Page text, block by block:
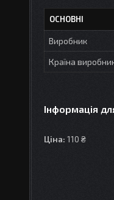
ОСНОВНІ
Виробник
Країна
Інформація
Ціна: 110 ₴